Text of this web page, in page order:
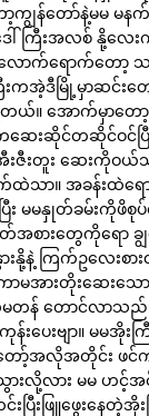
ာ့ကျွန်တော်နဲ့မမ မ
ါ်ကြီးအလစ် နို့လေး
လောက်ရောက်တော့
အဲ့ဒီမြို့မှာဆင်းတ
ယ်။ အောက်မှာတေ
ေးဆိုင်တဆိုင်ဝင်ပြီ
အီးဇီးတူး ဆေးကိုဝ
ထဲသာ။ အခန်းထဲရ
း မမနှုတ်ခမ်းကိုဖိစု
အစားတွေကိုရော
းနို့နဲ့ ကြက်ဥလေးစာ
ာမအားတိုးဆေးသ
န် တောင်လာသည်
းပေးဗျာ။ မမအို
ော့်အလိုအတိုင်း ဖင်ကု
နာသွားလို့လား မမ ဟ
ပြီးဖြူဖွေးနေတဲ့အိုး